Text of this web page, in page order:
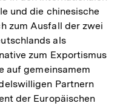
und die chinesische
zum Ausfall der zwei
als
zum Exportismus
auf gemeinsamem
Partnern
der Europäischen